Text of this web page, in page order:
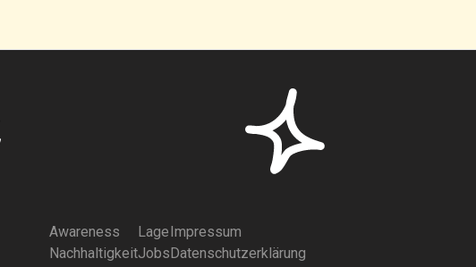
Awareness
Nachhaltigkeit
Lage
Jobs
Impressum
Datenschutzerklärung